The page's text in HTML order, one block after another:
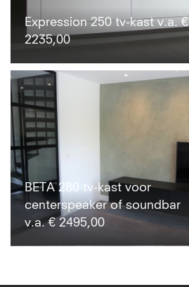
Expression 250 tv-kast v.a. €
2235,00
BETA 280 tv-kast voor
centerspeaker of soundbar
v.a. € 2495,00